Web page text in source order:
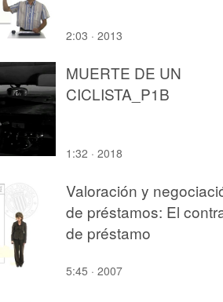
2:03 · 2013
MUERTE DE UN
CICLISTA_P1B
1:32 · 2018
Valoración y
de préstamos: El
de préstamo
5:45 · 2007